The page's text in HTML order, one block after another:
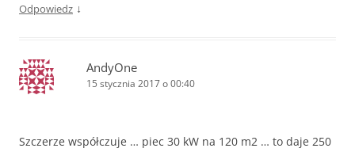
Odpowiedz ↓
AndyOne
15 stycznia 2017 o 00:40
Szczerze współczuje … piec 30 kW na 120 m2 … to daje 250